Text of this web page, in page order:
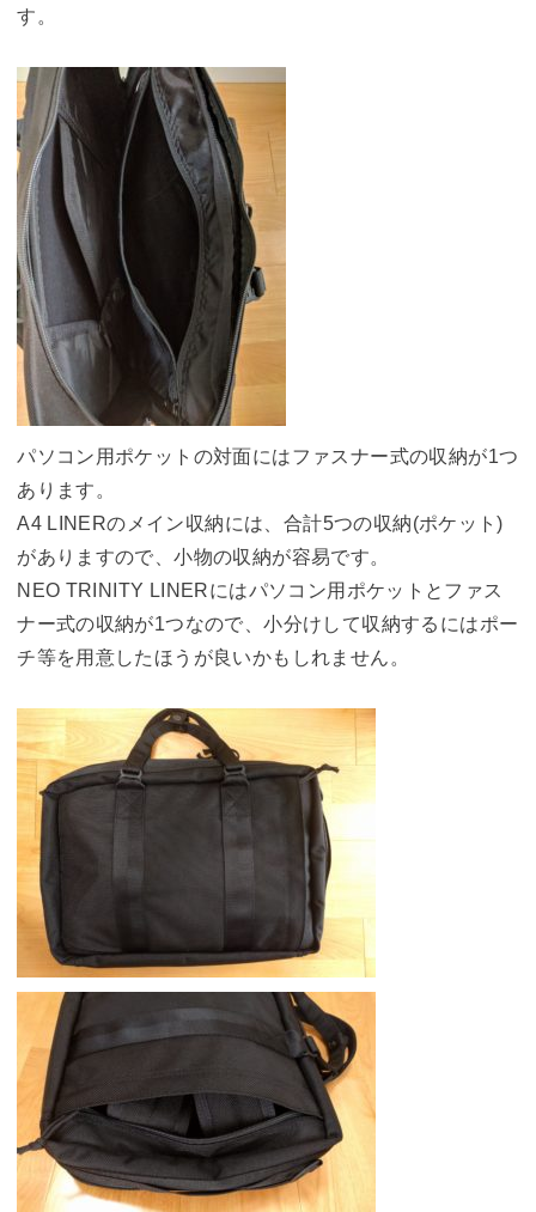
す。
パソコン用ポケットの対面にはファスナー式の収納が1つ
あります。
A4 LINERのメイン収納には、合計5つの収納(ポケット)
がありますので、小物の収納が容易です。
NEO TRINITY LINERにはパソコン用ポケットとファス
ナー式の収納が1つなので、小分けして収納するにはポー
チ等を用意したほうが良いかもしれません。